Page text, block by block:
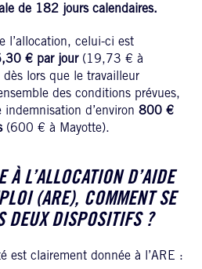
de 182 jours calendaires.
l’allocation, celui-ci est
€ par jour(19,73 € à
dès lors que le travailleur
des conditions prévues,
d’environ 800 €
(600 € à Mayotte).
L’ALLOCATION D’AIDE
(ARE), COMMENT SE
DEUX DISPOSITIFS ?
est clairement donnée à l’ARE :